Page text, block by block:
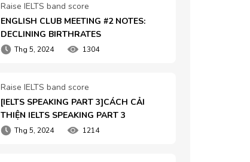
Raise IELTS band score
ENGLISH CLUB MEETING #2 NOTES:
DECLINING BIRTHRATES
Thg 5, 2024 1304
Raise IELTS band score
[IELTS SPEAKING PART 3]CÁCH CẢI
THIỆN IELTS SPEAKING PART 3
Thg 5, 2024 1214